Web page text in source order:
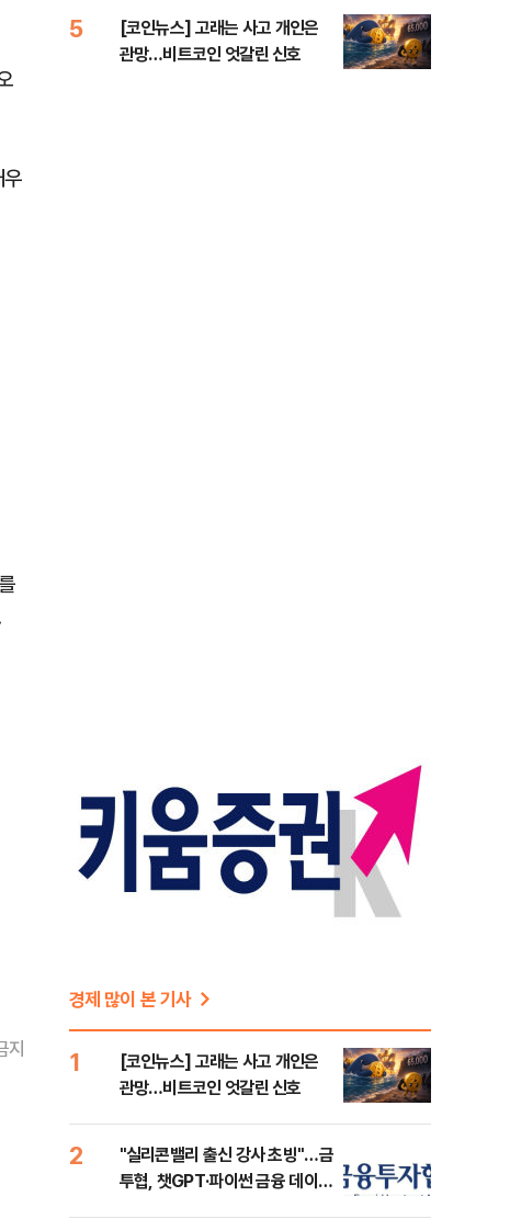
지
5
[코인뉴스] 고래는 사고 개인은
관망…비트코인 엇갈린 신호
경제 많이 본 기사
1
[코인뉴스] 고래는 사고 개인은
관망…비트코인 엇갈린 신호
2
"실리콘밸리 출신 강사 초빙"…금
투협, 챗GPT·파이썬 금융 데이터